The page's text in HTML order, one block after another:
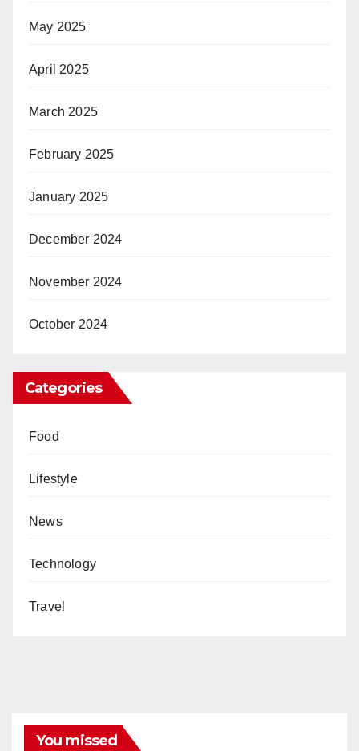
May 2025
April 2025
March 2025
February 2025
January 2025
December 2024
November 2024
October 2024
Categories
Food
Lifestyle
News
Technology
Travel
You missed